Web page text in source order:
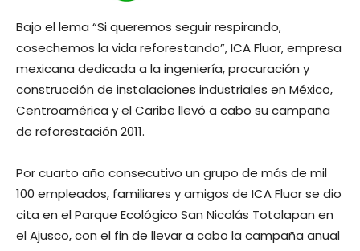
Bajo el lema “Si queremos seguir respirando,
cosechemos la vida reforestando”, ICA Fluor, empresa
mexicana dedicada a la ingeniería, procuración y
construcción de instalaciones industriales en México,
Centroamérica y el Caribe llevó a cabo su campaña
de reforestación 2011.
Por cuarto año consecutivo un grupo de más de mil
100 empleados, familiares y amigos de ICA Fluor se dio
cita en el Parque Ecológico San Nicolás Totolapan en
el Ajusco, con el fin de llevar a cabo la campaña anual